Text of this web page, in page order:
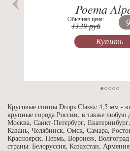
Poema
Обычная цена:
1139 руб
Купить
Круговые спицы Drops Classic 4,5 мм -
крупные города России, в также любую
Москва, Санкт-Петербург,
Казань, Челябинск, Омск, Самара,
Красноярск, Пермь, Воронеж,
страны: Белоруссия, Казахстан,